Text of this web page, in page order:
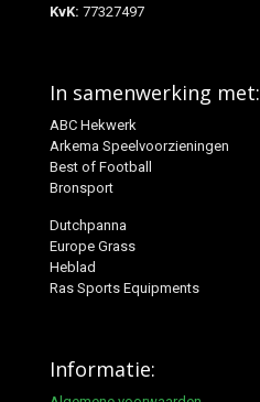
KvK: 77327497
In samenwerking met:
ABC Hekwerk
Arkema Speelvoorzieningen
Best of Football
Bronsport
Dutchpanna
Europe Grass
Heblad
Ras Sports Equipments
Informatie: